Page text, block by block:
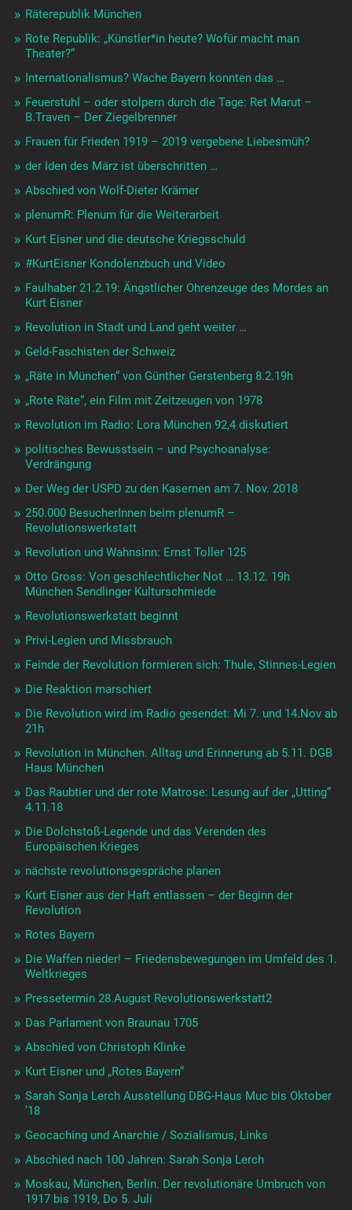
Räterepublik München
Rote Republik: „Künstler*in heute? Wofür macht man
Theater?“
Internationalismus? Wache Bayern konnten das …
Feuerstuhl – oder stolpern durch die Tage: Ret Marut –
B.Traven – Der Ziegelbrenner
Frauen für Frieden 1919 – 2019 vergebene Liebesmüh?
der Iden des März ist überschritten …
Abschied von Wolf-Dieter Krämer
plenumR: Plenum für die Weiterarbeit
Kurt Eisner und die deutsche Kriegsschuld
#KurtEisner Kondolenzbuch und Video
Faulhaber 21.2.19: Ängstlicher Ohrenzeuge des Mordes an
Kurt Eisner
Revolution in Stadt und Land geht weiter …
Geld-Faschisten der Schweiz
„Räte in München“ von Günther Gerstenberg 8.2.19h
„Rote Räte“, ein Film mit Zeitzeugen von 1978
Revolution im Radio: Lora München 92,4 diskutiert
politisches Bewusstsein – und Psychoanalyse:
Verdrängung
Der Weg der USPD zu den Kasernen am 7. Nov. 2018
250.000 BesucherInnen beim plenumR –
Revolutionswerkstatt
Revolution und Wahnsinn: Ernst Toller 125
Otto Gross: Von geschlechtlicher Not … 13.12. 19h
München Sendlinger Kulturschmiede
Revolutionswerkstatt beginnt
Privi-Legien und Missbrauch
Feinde der Revolution formieren sich: Thule, Stinnes-Legien
Die Reaktion marschiert
Die Revolution wird im Radio gesendet: Mi 7. und 14.Nov ab
21h
Revolution in München. Alltag und Erinnerung ab 5.11. DGB
Haus München
Das Raubtier und der rote Matrose: Lesung auf der „Utting“
4.11.18
Die Dolchstoß-Legende und das Verenden des
Europäischen Krieges
nächste revolutionsgespräche planen
Kurt Eisner aus der Haft entlassen – der Beginn der
Revolution
Rotes Bayern
Die Waffen nieder! – Friedensbewegungen im Umfeld des 1.
Weltkrieges
Pressetermin 28.August Revolutionswerkstatt2
Das Parlament von Braunau 1705
Abschied von Christoph Klinke
Kurt Eisner und „Rotes Bayern“
Sarah Sonja Lerch Ausstellung DBG-Haus Muc bis Oktober
’18
Geocaching und Anarchie / Sozialismus, Links
Abschied nach 100 Jahren: Sarah Sonja Lerch
Moskau, München, Berlin. Der revolutionäre Umbruch von
1917 bis 1919, Do 5. Juli